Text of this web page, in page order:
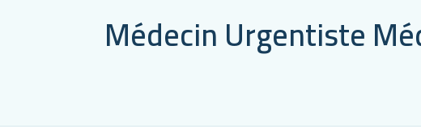
Médecin Urgentiste